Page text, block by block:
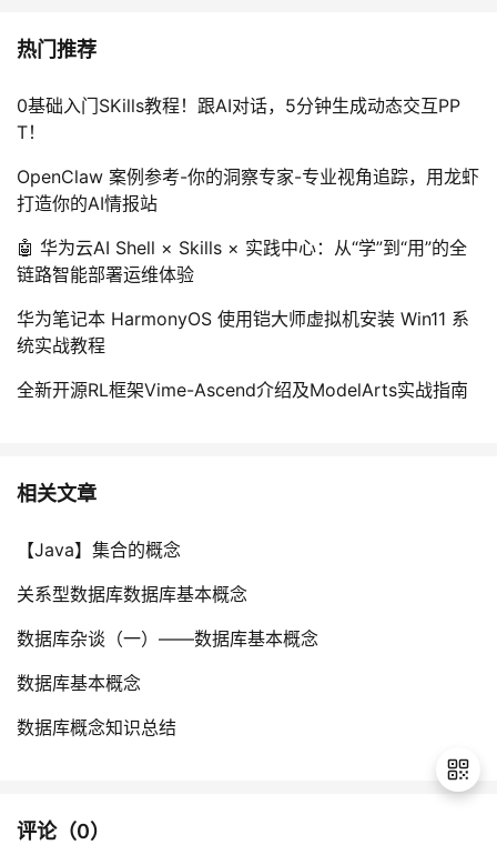
热门推荐
0基础入门SKills教程！跟AI对话，5分钟生成动态交互PP
T！
OpenClaw 案例参考-你的洞察专家-专业视角追踪，用龙虾
打造你的AI情报站
🤖 华为云AI Shell × Skills × 实践中心：从“学”到“用”的全
链路智能部署运维体验
华为笔记本 HarmonyOS 使用铠大师虚拟机安装 Win11 系
统实战教程
全新开源RL框架Vime-Ascend介绍及ModelArts实战指南
相关文章
【Java】集合的概念
关系型数据库数据库基本概念
数据库杂谈（一）——数据库基本概念
数据库基本概念
数据库概念知识总结
评论（0）